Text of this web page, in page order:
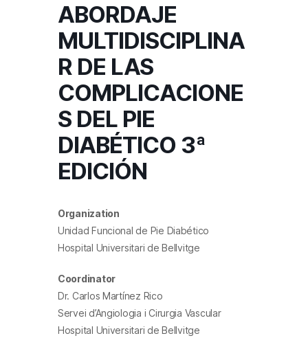
ABORDAJE
MULTIDISCIPLINA
R DE LAS
COMPLICACIONE
S DEL PIE
DIABÉTICO 3ª
EDICIÓN
Organization
Unidad Funcional de Pie Diabético
Hospital Universitari de Bellvitge
Coordinator
Dr. Carlos Martínez Rico
Servei d’Angiologia i Cirurgia Vascular
Hospital Universitari de Bellvitge